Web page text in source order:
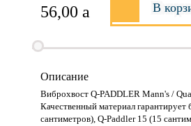
56,00 a В
Описание
Виброхвост Q-PADDLER Mann's /
Качественный материал
сантиметров), Q-Paddler 15 (15